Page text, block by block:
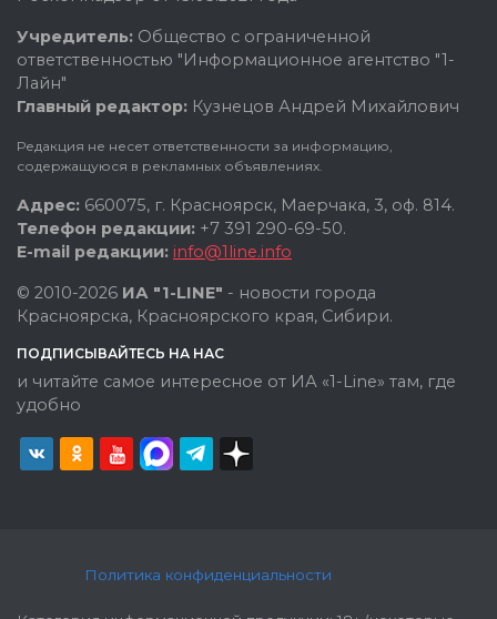
Учредитель: Общество с ограниченной
ответственностью "Информационное агентство "1-
Лайн"
Главный редактор: Кузнецов Андрей Михайлович
Редакция не несет ответственности за информацию,
содержащуюся в рекламных объявлениях.
Адрес: 660075, г. Красноярск, Маерчака, 3, оф. 814.
Телефон редакции: +7 391 290-69-50.
E-mail редакции: info@1line.info
© 2010-2026 ИА "1-LINE" - новости города
Красноярска, Красноярского края, Сибири.
ПОДПИСЫВАЙТЕСЬ НА НАС
и читайте самое интересное от ИА «1-Line» там, где
удобно
Политика конфиденциальности